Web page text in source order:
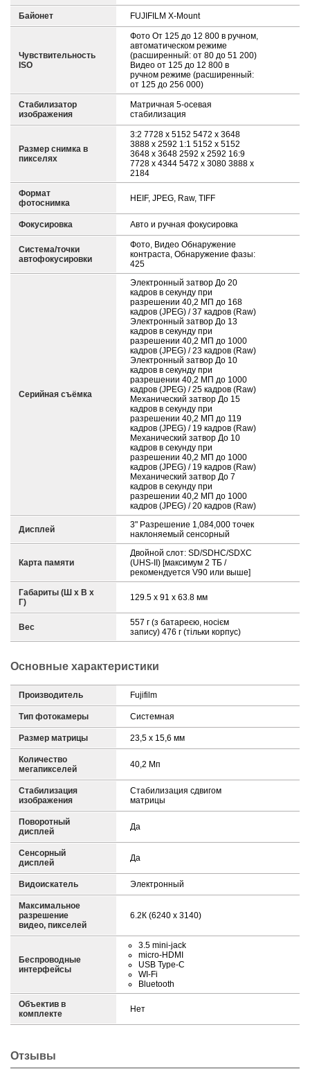
Байонет FUJIFILM X-Mount
Чувствительность
ISO
Фото От 125 до 12 800 в ручном,
автоматическом режиме
(расширенный: от 80 до 51 200)
Видео от 125 до 12 800 в
ручном режиме (расширенный:
от 125 до 256 000)
Стабилизатор
изображения
Матричная 5-осевая
стабилизация
Размер снимка в
пикселях
3:2 7728 x 5152 5472 x 3648
3888 x 2592 1:1 5152 x 5152
3648 x 3648 2592 x 2592 16:9
7728 x 4344 5472 x 3080 3888 x
2184
Формат
фотоснимка
HEIF, JPEG, Raw, TIFF
Фокусировка Авто и ручная фокусировка
Система/точки
автофокусировки
Фото, Видео Обнаружение
контраста, Обнаружение фазы:
425
Серийная съёмка
Электронный затвор До 20
кадров в секунду при
разрешении 40,2 МП до 168
кадров (JPEG) / 37 кадров (Raw)
Электронный затвор До 13
кадров в секунду при
разрешении 40,2 МП до 1000
кадров (JPEG) / 23 кадров (Raw)
Электронный затвор До 10
кадров в секунду при
разрешении 40,2 МП до 1000
кадров (JPEG) / 25 кадров (Raw)
Механический затвор До 15
кадров в секунду при
разрешении 40,2 МП до 119
кадров (JPEG) / 19 кадров (Raw)
Механический затвор До 10
кадров в секунду при
разрешении 40,2 МП до 1000
кадров (JPEG) / 19 кадров (Raw)
Механический затвор До 7
кадров в секунду при
разрешении 40,2 МП до 1000
кадров (JPEG) / 20 кадров (Raw)
Дисплей
3" Разрешение 1,084,000 точек
наклоняемый сенсорный
Карта памяти
Двойной слот: SD/SDHC/SDXC
(UHS-II) [максимум 2 ТБ /
рекомендуется V90 или выше]
Габариты (Ш х В х
Г)
129.5 x 91 x 63.8 мм
Вес
557 г (з батареєю, носієм
запису) 476 г (тільки корпус)
Основные характеристики
Производитель Fujifilm
Тип фотокамеры Системная
Размер матрицы 23,5 х 15,6 мм
Количество
мегапикселей
40,2 Mп
Стабилизация
изображения
Стабилизация сдвигом
матрицы
Поворотный
дисплей
Да
Сенсорный
дисплей
Да
Видоискатель Электронный
Максимальное
разрешение
видео, пикселей
6.2К (6240 x 3140)
Беспроводные
интерфейсы
3.5 mini-jack
micro-HDMI
USB Type-C
WI-Fi
Bluetooth
Объектив в
комплекте
Нет
Отзывы